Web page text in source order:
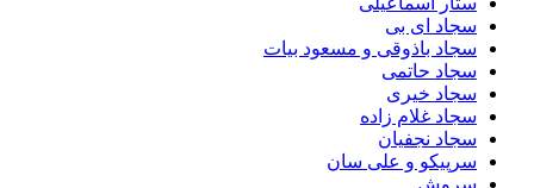
سجاد ای بی
سجاد باذوقی و مسعود بیات
سجاد حاتمی
سجاد خیری
سجاد غلام زاده
سجاد نجفیان
سرپیکو و علی سان
سروش